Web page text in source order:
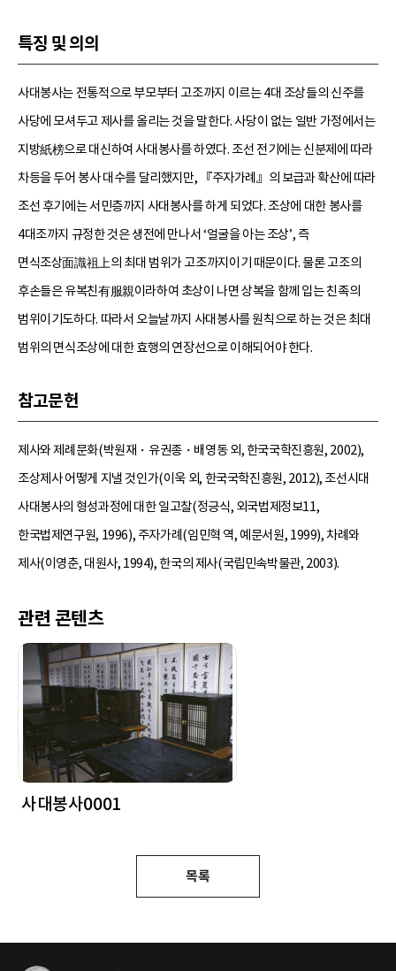
특징 및 의의
사대봉사는 전통적으로 부모부터 고조까지 이르는 4대 조상들의 신주를
사당에 모셔두고 제사를 올리는 것을 말한다. 사당이 없는 일반 가정에서는
지방紙榜으로 대신하여 사대봉사를 하였다. 조선 전기에는 신분제에 따라
차등을 두어 봉사 대수를 달리했지만, 『주자가례』의 보급과 확산에 따라
조선 후기에는 서민층까지 사대봉사를 하게 되었다. 조상에 대한 봉사를
4대조까지 규정한 것은 생전에 만나서 ‘얼굴을 아는 조상’, 즉
면식조상面識祖上의 최대 범위가 고조까지이기 때문이다. 물론 고조의
후손들은 유복친有服親이라하여 초상이 나면 상복을 함께 입는 친족의
범위이기도하다. 따라서 오늘날까지 사대봉사를 원칙으로 하는 것은 최대
범위의 면식조상에 대한 효행의 연장선으로 이해되어야 한다.
참고문헌
제사와 제례문화(박원재・유권종・배영동 외, 한국국학진흥원, 2002),
조상제사 어떻게 지낼 것인가(이욱 외, 한국국학진흥원, 2012), 조선시대
사대봉사의 형성과정에 대한 일고찰(정긍식, 외국법제정보11,
한국법제연구원, 1996), 주자가례(임민혁 역, 예문서원, 1999), 차례와
제사(이영춘, 대원사, 1994), 한국의 제사(국립민속박물관, 2003).
관련 콘텐츠
사대봉사0001
목록